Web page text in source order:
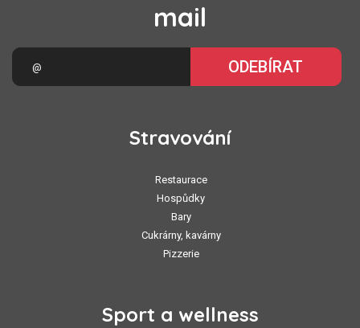
mail
ODEBÍRAT
Stravování
Restaurace
Hospůdky
Bary
Cukrárny, kavárny
Pizzerie
Sport a wellness